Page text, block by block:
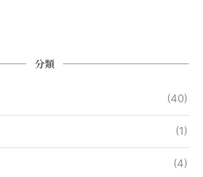
分類
(40)
(1)
(4)